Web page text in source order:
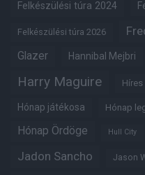
Felkészülési túra 2024
Felkészülési túra 2026
Glazer Hannibal Mejbri
Harry Maguire
Hónap játékosa Hónap
Hónap Ördöge Hull City
Jadon Sancho Jason